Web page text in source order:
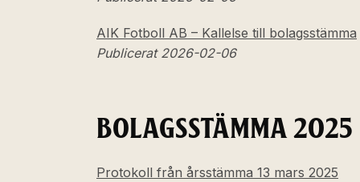
AIK Fotboll AB – Kallelse till bolagsstämma
Publicerat 2026-02-06
BOLAGSSTÄMMA 2025
Protokoll från årsstämma 13 mars 2025